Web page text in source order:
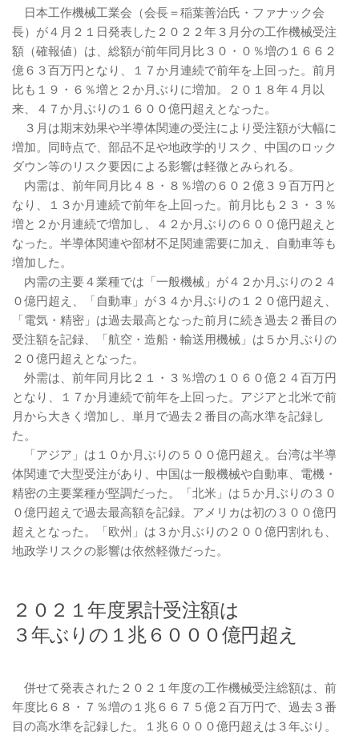
日本工作機械工業会（会長＝稲葉善治氏・ファナック会
長）が４月２１日発表した２０２２年３月分の工作機械受注
額（確報値）は、総額が前年同月比３０・０％増の１６６２
億６３百万円となり、１７か月連続で前年を上回った。前月
比も１９・６％増と２か月ぶりに増加。２０１８年４月以
来、４７か月ぶりの１６００億円超えとなった。
３月は期末効果や半導体関連の受注により受注額が大幅に
増加。同時点で、部品不足や地政学的リスク、中国のロック
ダウン等のリスク要因による影響は軽微とみられる。
内需は、前年同月比４８・８％増の６０２億３９百万円と
なり、１３か月連続で前年を上回った。前月比も２３・３％
増と２か月連続で増加し、４２か月ぶりの６００億円超えと
なった。半導体関連や部材不足関連需要に加え、自動車等も
増加した。
内需の主要４業種では「一般機械」が４２か月ぶりの２４
０億円超え、「自動車」が３４か月ぶりの１２０億円超え、
「電気・精密」は過去最高となった前月に続き過去２番目の
受注額を記録、「航空・造船・輸送用機械」は５か月ぶりの
２０億円超えとなった。
外需は、前年同月比２１・３％増の１０６０億２４百万円
となり、１７か月連続で前年を上回った。アジアと北米で前
月から大きく増加し、単月で過去２番目の高水準を記録し
た。
「アジア」は１０か月ぶりの５００億円超え。台湾は半導
体関連で大型受注があり、中国は一般機械や自動車、電機・
精密の主要業種が堅調だった。「北米」は５か月ぶりの３０
０億円超えで過去最高額を記録。アメリカは初の３００億円
超えとなった。「欧州」は３か月ぶりの２００億円割れも、
地政学リスクの影響は依然軽微だった。
２０２１年度累計受注額は
３年ぶりの１兆６０００億円超え
併せて発表された２０２１年度の工作機械受注総額は、前
年度比６８・７％増の１兆６６７５億２百万円で、過去３番
目の高水準を記録した。１兆６０００億円超えは３年ぶり。